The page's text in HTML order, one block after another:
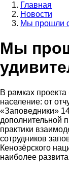
Строка
навигации
Главная
Новости
Мы прошли
Мы
В рамках
население: от
«Заповедники»
дополнительной
практики
сотрудников
Кенозёрского
наиболее